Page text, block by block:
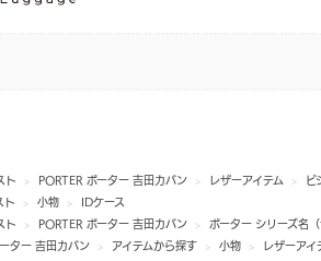
ト > PORTER ポーター 吉田カバン > レザーアイテム > ビ
ト > 小物 >
IDケース
ト > PORTER ポーター 吉田カバン > ポーター シリーズ名（
ター 吉田カバン > アイテムから探す > 小物 >
レザーアイ